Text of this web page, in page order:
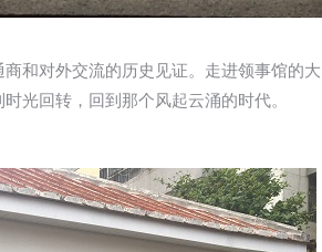
和对外交流的历史见证。走进领事馆的
光回转，回到那个风起云涌的时代。